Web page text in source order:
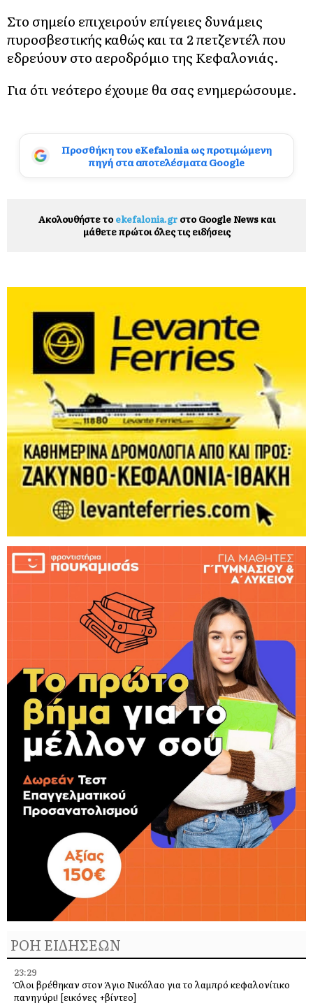
Στο σημείο επιχειρούν επίγειες δυνάμεις
πυροσβεστικής καθώς και τα 2 πετζεντέλ που
εδρεύουν στο αεροδρόμιο της Κεφαλονιάς.
Για ότι νεότερο έχουμε θα σας ενημερώσουμε.
Προσθήκη του eKefalonia ως προτιμώμενη
πηγή στα αποτελέσματα Google
Ακολουθήστε το ekefalonia.grστο Google News και
μάθετε πρώτοι όλες τις ειδήσεις
ΡΟΗ ΕΙΔΗΣΕΩΝ
23:29
Όλοι βρέθηκαν στον Άγιο Νικόλαο για το λαμπρό κεφαλονίτικο
πανηγύρι! [εικόνες +βίντεο]